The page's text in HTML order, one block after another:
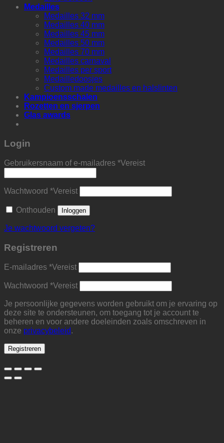
Medailles
Medailles 32 mm
Medailles 40 mm
Medailles 45 mm
Medailles 50 mm
Medailles 70 mm
Medailles carnaval
Medailles per sport
Medailledoosjes
Custom made medailles en halslinten
Kampioensschalen
Rozetten en sjerpen
Glas awards
Login
Gebruikersnaam of e-mailadres *Vereist
Wachtwoord *Vereist
Onthouden Inloggen
Je wachtwoord vergeten?
Registreren
E-mailadres *Vereist
Wachtwoord *Vereist
Je persoonlijke gegevens worden gebruikt om je ervaring op
deze site te ondersteunen, om toegang tot je account te
beheren en voor andere doeleinden zoals omschreven in
onze privacybeleid.
Registreren